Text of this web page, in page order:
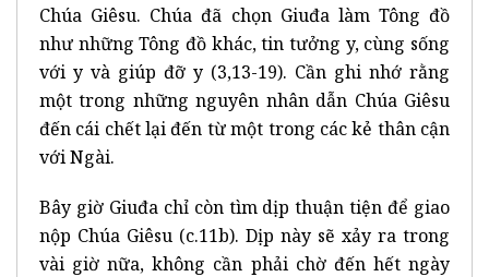
Chúa Giêsu. Chúa đã chọn Giuđa làm Tông đồ
như những Tông đồ khác, tin tưởng y, cùng sống
với y và giúp đỡ y (3,13-19). Cần ghi nhớ rằng
một trong những nguyên nhân dẫn Chúa Giêsu
đến cái chết lại đến từ một trong các kẻ thân cận
với Ngài.
Bây giờ Giuđa chỉ còn tìm dịp thuận tiện để giao
nộp Chúa Giêsu (c.11b). Dịp này sẽ xảy ra trong
vài giờ nữa, không cần phải chờ đến hết ngày